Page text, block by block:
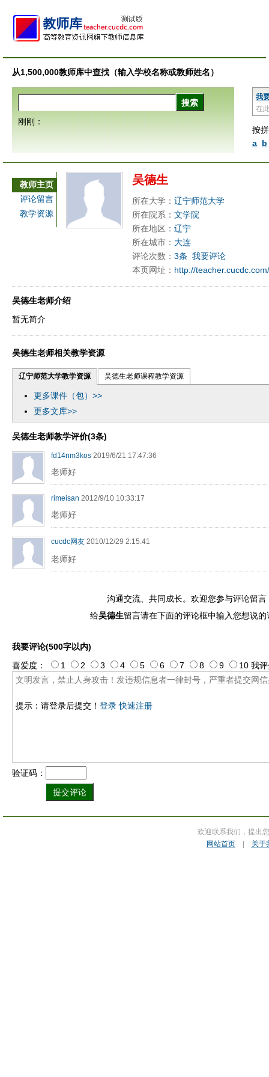
从1,500,000教师库中查找（输入学校名称或教师姓名）
我
在
按
a b
刚刚：
教师主页
评论留言
教学资源
吴德生
所在大学： 辽宁师范大学
所在院系： 文学院
所在地区： 辽宁
所在城市： 大连
评论次数： 3条 我要评论
本页网址： http://
吴德生老师介绍
暂无简介
吴德生老师相关教学资源
辽宁师范大学教学资源 吴德生老师课程教学资源
更多课件（包）>>
更多文库>>
吴德生老师教学评价(3条)
fd14nm3kos 2019/6/21 17:47:36
老师好
rimeisan 2012/9/10 10:33:17
老师好
cucdc网友 2010/12/29 2:15:41
老师好
沟通交流、共同成长。欢迎您参与评论留言
给吴德生留言请在下面的评论框中输入您想说的
我要评论(500字以内)
提示：请登录后提交！ 登录 快速注册
喜爱度： 1 2 3 4 5 6 7 8 9 10 我评
验证码：
欢迎联系我们，提出
网站首页| 关于